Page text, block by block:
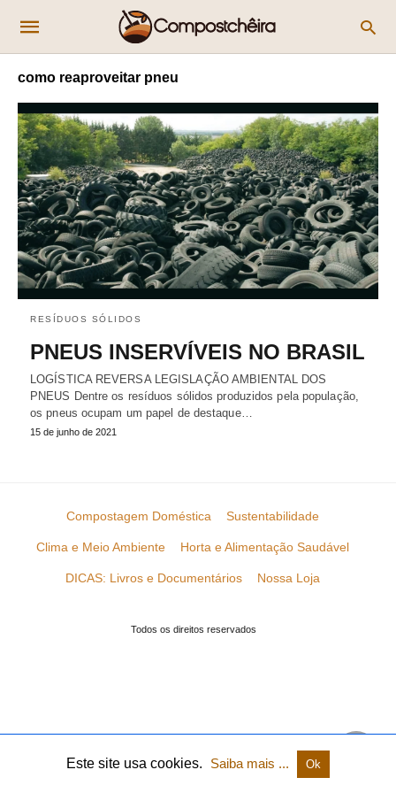
como reaproveitar pneu
RESÍDUOS SÓLIDOS
PNEUS INSERVÍVEIS NO BRASIL
LOGÍSTICA REVERSA LEGISLAÇÃO AMBIENTAL DOS
PNEUS Dentre os resíduos sólidos produzidos pela população,
os pneus ocupam um papel de destaque…
15 de junho de 2021
Compostagem Doméstica Sustentabilidade
Clima e Meio Ambiente Horta e Alimentação Saudável
DICAS: Livros e Documentários Nossa Loja
Todos os direitos reservados
Este site usa cookies. Saiba mais ... Ok